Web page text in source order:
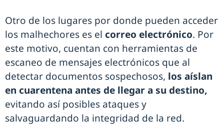
Otro de los lugares por donde pueden acceder
los malhechores es el correo electrónico. Por
este motivo, cuentan con herramientas de
escaneo de mensajes electrónicos que al
detectar documentos sospechosos, los aíslan
en cuarentena antes de llegar a su destino,
evitando así posibles ataques y
salvaguardando la integridad de la red.